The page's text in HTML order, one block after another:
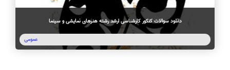
دانلود سوالات کنکور کارشناسی ارشد رشته هنرهای نمایشی و سینما
عمومی